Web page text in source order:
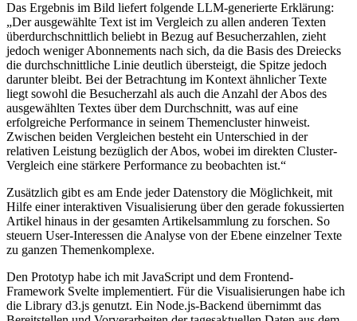
Das Ergebnis im Bild liefert folgende LLM-generierte Erklärung:
„Der ausgewählte Text ist im Vergleich zu allen anderen Texten
überdurchschnittlich beliebt in Bezug auf Besucherzahlen, zieht
jedoch weniger Abonnements nach sich, da die Basis des Dreiecks
die durchschnittliche Linie deutlich übersteigt, die Spitze jedoch
darunter bleibt. Bei der Betrachtung im Kontext ähnlicher Texte
liegt sowohl die Besucherzahl als auch die Anzahl der Abos des
ausgewählten Textes über dem Durchschnitt, was auf eine
erfolgreiche Performance in seinem Themencluster hinweist.
Zwischen beiden Vergleichen besteht ein Unterschied in der
relativen Leistung bezüglich der Abos, wobei im direkten Cluster-
Vergleich eine stärkere Performance zu beobachten ist.“
Zusätzlich gibt es am Ende jeder Datenstory die Möglichkeit, mit
Hilfe einer interaktiven Visualisierung über den gerade fokussierten
Artikel hinaus in der gesamten Artikelsammlung zu forschen. So
steuern User-Interessen die Analyse von der Ebene einzelner Texte
zu ganzen Themenkomplexe.
Den Prototyp habe ich mit JavaScript und dem Frontend-
Framework Svelte implementiert. Für die Visualisierungen habe ich
die Library d3.js genutzt. Ein Node.js-Backend übernimmt das